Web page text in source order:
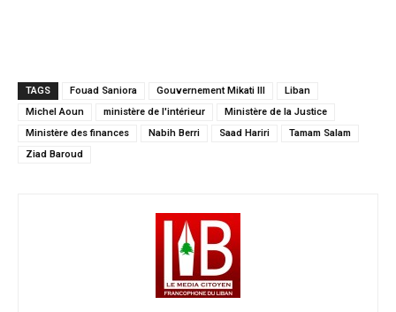
TAGS Fouad Saniora Gouvernement Mikati III
Liban
Michel Aoun
ministère de l'intérieur
Ministère de la Justice
Ministère des finances
Nabih Berri Saad Hariri
Tamam Salam
Ziad Baroud